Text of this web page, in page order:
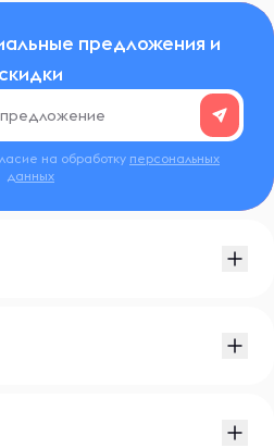
предложения и
скидки
на обработку персональных
данных